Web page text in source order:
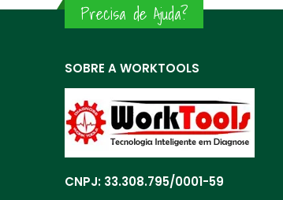
Precisa de Ajuda?
SOBRE A WORKTOOLS
CNPJ: 33.308.795/0001-59